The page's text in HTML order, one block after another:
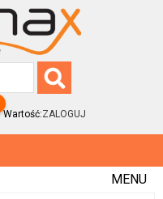
Wartość:ZALOGUJ
MENU